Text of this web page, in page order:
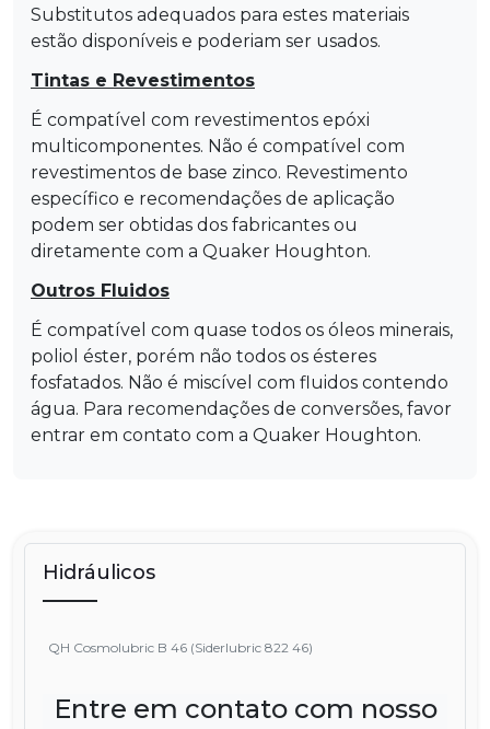
Substitutos adequados para estes materiais
estão disponíveis e poderiam ser usados.
Tintas e Revestimentos
É compatível com revestimentos epóxi
multicomponentes. Não é compatível com
revestimentos de base zinco. Revestimento
específico e recomendações de aplicação
podem ser obtidas dos fabricantes ou
diretamente com a Quaker Houghton.
Outros Fluidos
É compatível com quase todos os óleos minerais,
poliol éster, porém não todos os ésteres
fosfatados. Não é miscível com fluidos contendo
água. Para recomendações de conversões, favor
entrar em contato com a Quaker Houghton.
Hidráulicos
QH Cosmolubric B 46 (Siderlubric 822 46)
Entre em contato com nosso